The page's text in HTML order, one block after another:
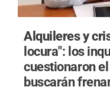
Alquileres y
locura": los
cuestionaron
buscarán